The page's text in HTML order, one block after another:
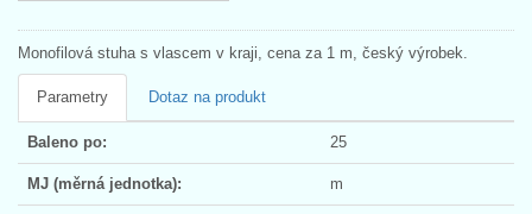
Monofilová stuha s vlascem v kraji, cena za 1 m, český výrobek.
Parametry Dotaz na produkt
Baleno po: 25
MJ (měrná jednotka): m